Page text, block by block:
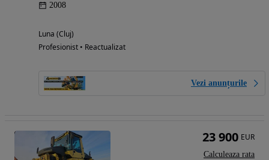
2008
Luna (Cluj)
Profesionist • Reactualizat
Vezi anunțurile
23 900 EUR
Calculeaza rata